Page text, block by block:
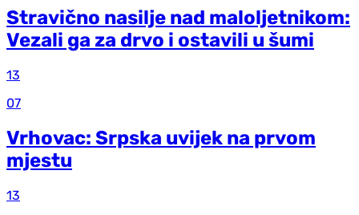
Stravično nasilje nad maloljetnikom:
Vezali ga za drvo i ostavili u šumi
13
07
Vrhovac: Srpska uvijek na prvom
mjestu
13